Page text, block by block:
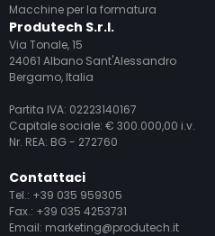
Produtech S.r.l.
Via Tonale, 15
24061 Albano Sant'Alessandro
Bergamo, Italia
Partita IVA: 02223140167
Capitale sociale: € 300.000,00 i.v.
Nr. REA: BG - 272760
Contattaci
Tel.: +39 035 959305
Fax.: +39 035 4253731
Email: marketing@produtech.it
Macchine per la formatura